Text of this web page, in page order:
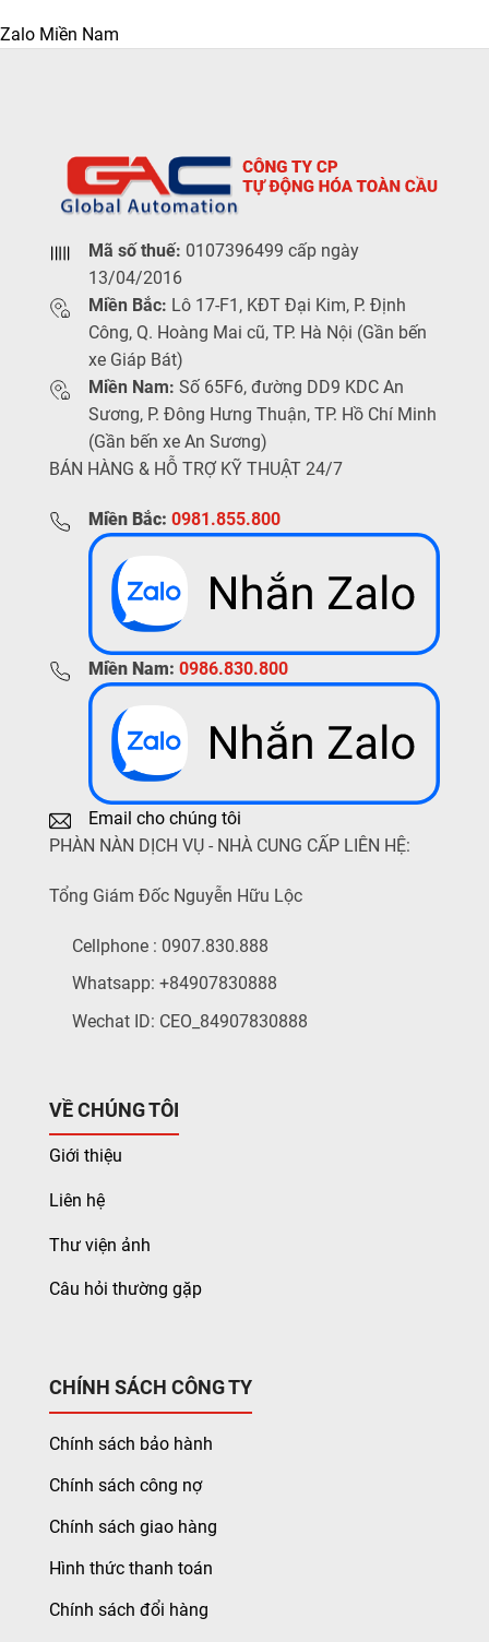
Zalo Miền Nam
Mã số thuế: 0107396499 cấp ngày
13/04/2016
Miền Bắc: Lô 17-F1, KĐT Đại Kim, P. Định
Công, Q. Hoàng Mai cũ, TP. Hà Nội (Gần bến
xe Giáp Bát)
Miền Nam: Số 65F6, đường DD9 KDC An
Sương, P. Đông Hưng Thuận, TP. Hồ Chí Minh
(Gần bến xe An Sương)
BÁN HÀNG & HỖ TRỢ KỸ THUẬT 24/7
Miền Bắc: 0981.855.800
Miền Nam: 0986.830.800
Email cho chúng tôi
PHÀN NÀN DỊCH VỤ - NHÀ CUNG CẤP LIÊN HỆ:
Tổng Giám Đốc Nguyễn Hữu Lộc
Cellphone : 0907.830.888
Whatsapp: +84907830888
Wechat ID: CEO_84907830888
VỀ CHÚNG TÔI
Giới thiệu
Liên hệ
Thư viện ảnh
Câu hỏi thường gặp
CHÍNH SÁCH CÔNG TY
Chính sách bảo hành
Chính sách công nợ
Chính sách giao hàng
Hình thức thanh toán
Chính sách đổi hàng